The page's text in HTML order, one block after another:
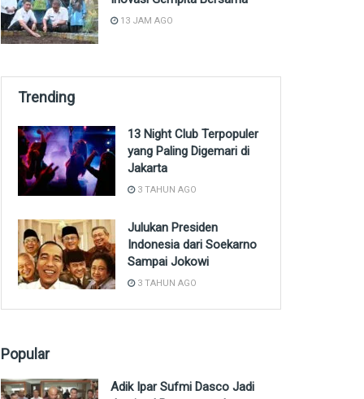
13 JAM AGO
Trending
13 Night Club Terpopuler
yang Paling Digemari di
Jakarta
3 TAHUN AGO
Julukan Presiden
Indonesia dari Soekarno
Sampai Jokowi
3 TAHUN AGO
Popular
Adik Ipar Sufmi Dasco Jadi